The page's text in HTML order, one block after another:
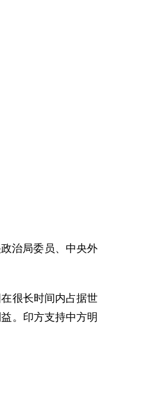
治局委员、中央外
很长时间内占据世
。印方支持中方明